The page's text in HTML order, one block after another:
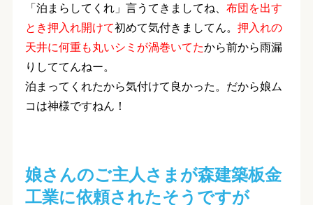
「泊まらしてくれ」言うてきましてね、 布団を出す
とき押入れ開けて初めて気付きましてん。 押入れの
天井に何重も丸いシミが渦巻いてたから前から雨漏
りしててんねー。
泊まってくれたから気付けて良かった。だから娘ム
コは神様ですねん！
娘さんのご主人さまが森建築板金
工業に依頼されたそうですが